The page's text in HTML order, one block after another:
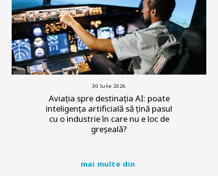
30 Iulie 2026
Aviația spre destinația AI: poate
inteligența artificială să țină pasul
cu o industrie în care nu e loc de
greșeală?
mai multe din